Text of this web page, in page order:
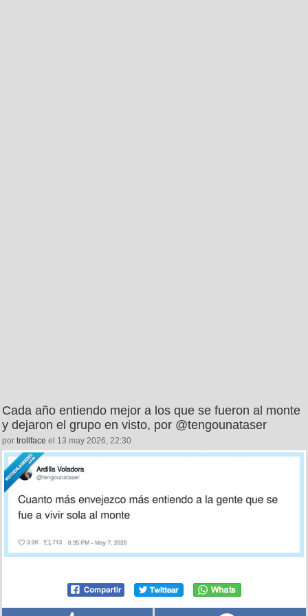
Cada año entiendo mejor a los que se fueron al monte
y dejaron el grupo en visto, por @tengounataser
por trollface el 13 may 2026, 22:30